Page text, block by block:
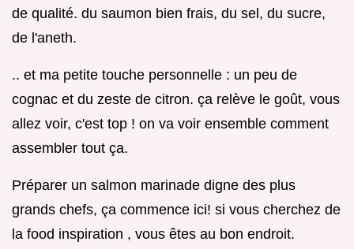
de qualité. du saumon bien frais, du sel, du sucre,
de l'aneth.
.. et ma petite touche personnelle : un peu de
cognac et du zeste de citron. ça relève le goût, vous
allez voir, c'est top ! on va voir ensemble comment
assembler tout ça.
Préparer un salmon marinade digne des plus
grands chefs, ça commence ici! si vous cherchez de
la food inspiration , vous êtes au bon endroit.